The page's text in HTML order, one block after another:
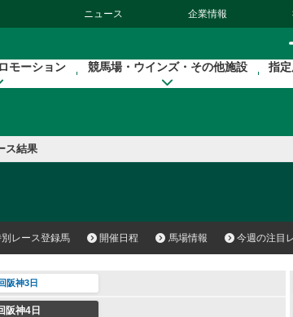
ニュース 企業情報
モーション 競馬場・ウインズ・その他施設 指
ス結果
レース登録馬 開催日程 馬場情報 今週の注目
阪神3日
阪神4日